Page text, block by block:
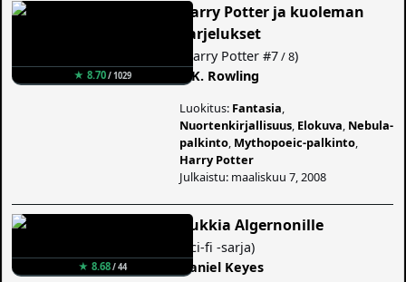
★ 8.70/ 1029
Harry Potter ja kuoleman
varjelukset
Harry Potter #7/ 8)
J. K. Rowling
Luokitus: Fantasia
Nuortenkirjallisuus Elokuva Nebula-
palkinto Mythopoeic-palkinto
Harry Potter
Julkaistu: maaliskuu 7, 2008
★ 8.68/ 44
Kukkia Algernonille
Sci-fi -sarja)
Daniel Keyes